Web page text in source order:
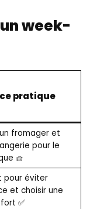
week-
pratique
fromager et
pour le
🧺
pour éviter
et choisir une
✅